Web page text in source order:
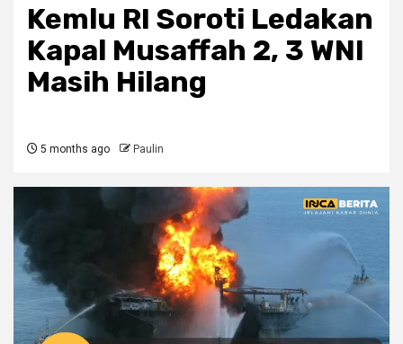
Kemlu RI Soroti Ledakan
Kapal Musaffah 2, 3 WNI
Masih Hilang
5 months ago Paulin